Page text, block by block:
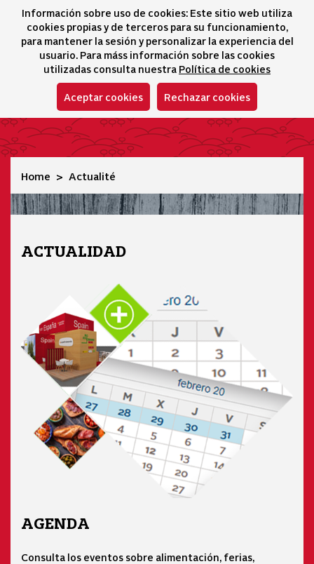
Información sobre uso de cookies: Este sitio web utiliza
cookies propias y de terceros para su funcionamiento,
para mantener la sesión y personalizar la experiencia del
usuario. Para máss información sobre las cookies
utilizadas consulta nuestra Política de cookies
Aceptar cookies Rechazar cookies
Sélecteur de
icono
Actualité
Home Actualité
ACTUALIDAD
AGENDA
Consulta los eventos sobre alimentación, ferias,